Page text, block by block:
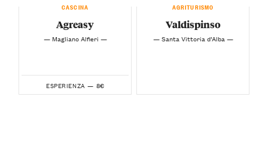
CASCINA
Agreasy
— Magliano Alfieri —
ESPERIENZA — 8€
AGRITURISMO
Valdispinso
— Santa Vittoria d’Alba —